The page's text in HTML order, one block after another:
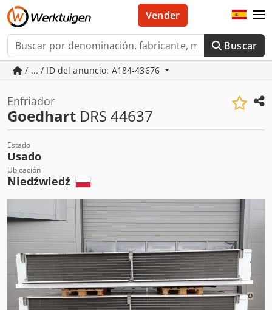
Buscar
Vender
/ ... / ID del anuncio: A184-43676
Enfriador
Goedhart DRS 44637
Estado
Usado
Ubicación
Niedźwiedź